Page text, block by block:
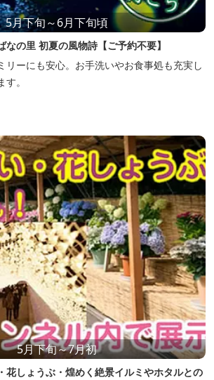
5月下旬～6月下旬頃
の里 初夏の風物詩【ご予約不要】
リーにも安心。お手洗いやお食事処も充実し
。
5月下旬～7月初
花しょうぶ・煌めく絶景イルミやホタルとの